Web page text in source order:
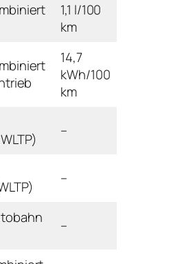
1,1 l/100
km
14,7
kWh/100
km
–
–
–